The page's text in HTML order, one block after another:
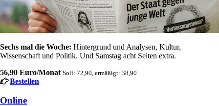
Sechs mal die Woche: Hintergrund und Analysen, Kultur,
Wissenschaft und Politik. Und Samstag acht Seiten extra.
56,90 Euro/Monat Soli: 72,90, ermäßigt: 38,90
Bestellen
Online